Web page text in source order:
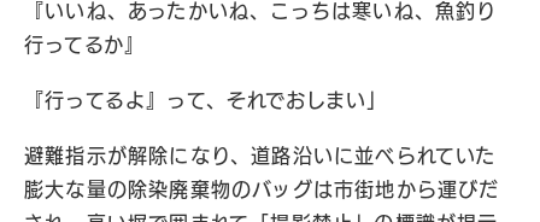
『いいね、あったかいね、こっちは寒いね、魚釣り
行ってるか』
『行ってるよ』って、それでおしまい」
避難指示が解除になり、道路沿いに並べられていた
膨大な量の除染廃棄物のバッグは市街地から運びだ